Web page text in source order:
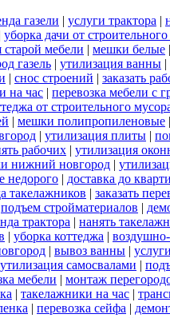
газели | услуги трактора |
уборка дачи от
старой мебели | мешки белые
газель | утилизация ванны |
| снос строений | заказать
на час | перевозка мебели с
от строительного
| мешки полипропиленовые
| утилизация плиты |
рабочих | утилизация
нижний новгород |
недорого | доставка до
такелажников | заказать
подъем стройматериалов |
трактора | нанять
| уборка коттеджа |
| вывоз ванны |
утилизация самосвалами |
мебели | монтаж
| такелажники на час |
| перевозка сейфа |